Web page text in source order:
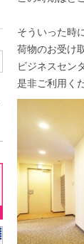
そういった時
荷物のお受け
ビジネスセン
是非ご利用く